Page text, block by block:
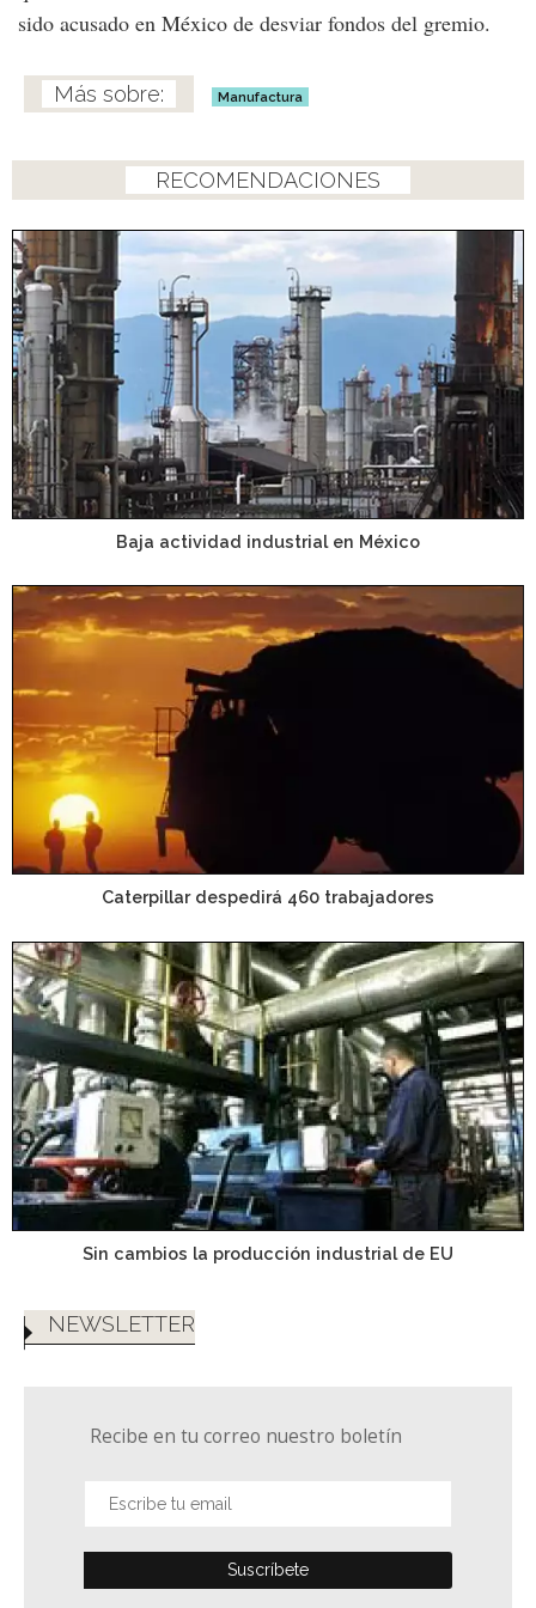
sido acusado en México de desviar fondos del gremio.
Manufactura
RECOMENDACIONES
Baja actividad industrial en México
Caterpillar despedirá 460 trabajadores
Sin cambios la producción industrial de EU
NEWSLETTER
Recibe en tu correo nuestro boletín